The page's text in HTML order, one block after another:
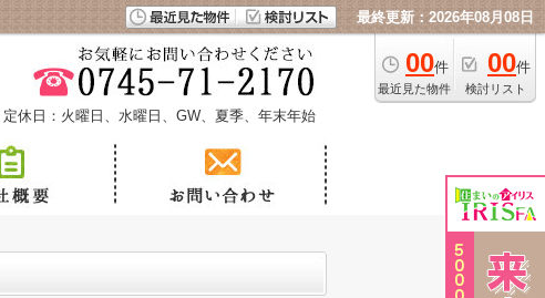
最終更新：2026年08月08日
00件
最近見た物件
00件
検討リスト
定休日：火曜日、水曜日、GW、夏季、年末年始